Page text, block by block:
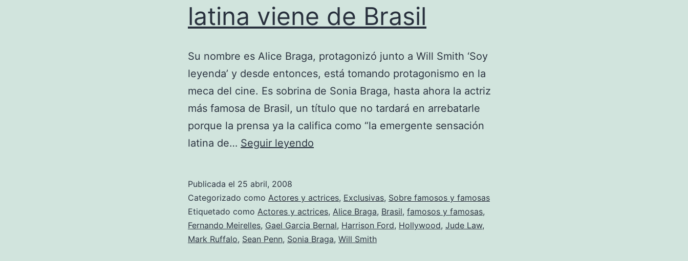
latina viene de Brasil
Su nombre es Alice Braga, protagonizó junto a Will Smith ‘Soy
leyenda’ y desde entonces, está tomando protagonismo en la
meca del cine. Es sobrina de Sonia Braga, hasta ahora la actriz
más famosa de Brasil, un título que no tardará en arrebatarle
porque la prensa ya la califica como “la emergente sensación
latina de… Seguir leyendo
latina
viene
de
Brasil
Publicada el 25 abril, 2008
Categorizado como Actores y actrices, Exclusivas, Sobre famosos y famosas
Etiquetado como Actores y actrices, Alice Braga, Brasil, famosos y famosas,
Fernando Meirelles, Gael Garcia Bernal, Harrison Ford, Hollywood, Jude Law,
Mark Ruffalo, Sean Penn, Sonia Braga, Will Smith